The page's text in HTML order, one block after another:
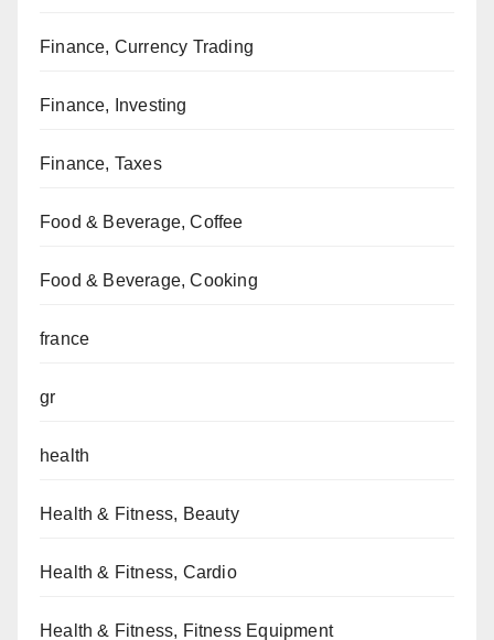
Finance, Currency Trading
Finance, Investing
Finance, Taxes
Food & Beverage, Coffee
Food & Beverage, Cooking
france
gr
health
Health & Fitness, Beauty
Health & Fitness, Cardio
Health & Fitness, Fitness Equipment